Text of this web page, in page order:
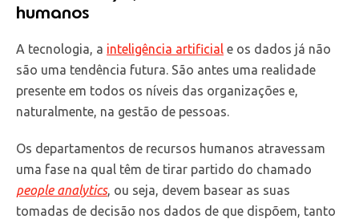
humanos
A tecnologia, a inteligência artificial e os dados já não
são uma tendência futura. São antes uma realidade
presente em todos os níveis das organizações e,
naturalmente, na gestão de pessoas.
Os departamentos de recursos humanos atravessam
uma fase na qual têm de tirar partido do chamado
people analytics, ou seja, devem basear as suas
tomadas de decisão nos dados de que dispõem, tanto